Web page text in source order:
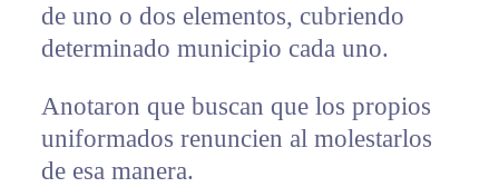
de uno o dos elementos, cubriendo
determinado municipio cada uno.
Anotaron que buscan que los propios
uniformados renuncien al molestarlos
de esa manera.